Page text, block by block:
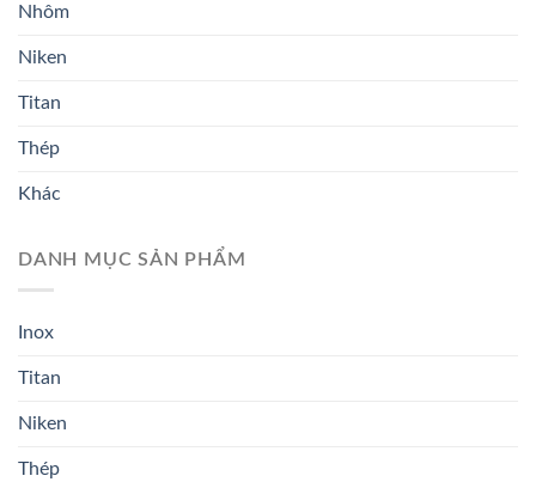
Nhôm
Niken
Titan
Thép
Khác
DANH MỤC SẢN PHẨM
Inox
Titan
Niken
Thép